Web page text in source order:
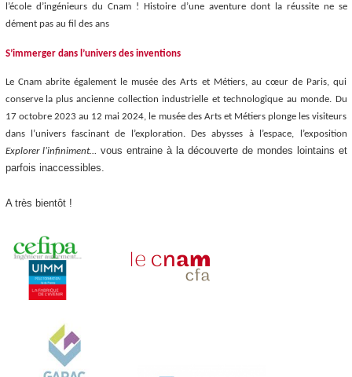
l’école d’ingénieurs du Cnam ! Histoire d’une aventure dont la réussite ne se
dément pas au fil des ans
S’immerger dans l’univers des inventions
Le Cnam abrite également le musée des Arts et Métiers, au cœur de Paris, qui
conserve la plus ancienne collection industrielle et technologique au monde. Du
17 octobre 2023 au 12 mai 2024, le musée des Arts et Métiers plonge les visiteurs
dans l’univers fascinant de l’exploration. Des abysses à l’espace, l’exposition
Explorer l’infiniment… vous entraine à la découverte de mondes lointains et
parfois inaccessibles.
A très bientôt !